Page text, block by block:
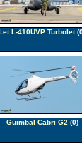
L-410UVP Turbolet
Guimbal Cabri G2 (0)